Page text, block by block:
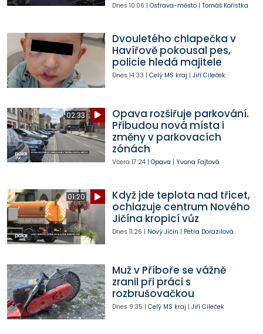
Dnes 10:06 | Ostrava-město| Tomáš Kořistka
Dvouletého chlapečka v
Havířově pokousal pes,
policie hledá majitele
Dnes 14:33 | Celý MS kraj | Jiří Cileček
02:33
Opava rozšiřuje parkování.
Přibudou nová místa i
změny v parkovacích
zónách
Včera 17:24| Opava | Yvona Fajtová
01:20
Když jde teplota nad třicet,
ochlazuje centrum Nového
Jičína kropicí vůz
Dnes 11:26 | Nový Jičín | Petra Dorazilová
Muž v Příboře se vážně
zranil při práci s
rozbrušovačkou
Dnes 9:35 | Celý MS kraj | Jiří Cileček